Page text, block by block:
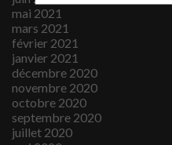
mai 2021
mars 2021
février 2021
janvier 2021
décembre 2020
novembre 2020
octobre 2020
septembre 2020
juillet 2020